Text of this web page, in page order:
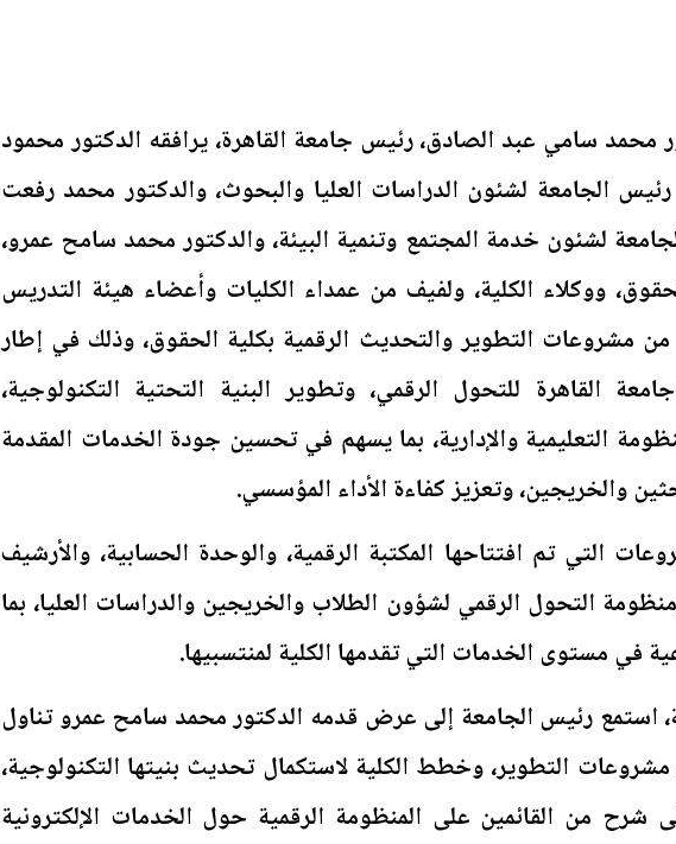
محمد سامي عبد الصادق، رئيس جامعة القاهرة، يرافقه الدكتور محمود
الجامعة لشئون الدراسات العليا والبحوث، والدكتور محمد رفعت
لشئون خدمة المجتمع وتنمية البيئة، والدكتور محمد سامح عمرو،
ووكلاء الكلية، ولفيف من عمداء الكليات وأعضاء هيئة التدريس
من مشروعات التطوير والتحديث الرقمية بكلية الحقوق، وذلك في إطار
القاهرة للتحول الرقمي، وتطوير البنية التحتية التكنولوجية،
التعليمية والإدارية، بما يسهم في تحسين جودة الخدمات المقدمة
والخريجين، وتعزيز كفاءة الأداء المؤسسي.
التي تم افتتاحها المكتبة الرقمية، والوحدة الحسابية، والأرشيف
التحول الرقمي لشؤون الطلاب والخريجين والدراسات العليا، بما
في مستوى الخدمات التي تقدمها الكلية لمنتسبيها.
استمع رئيس الجامعة إلى عرض قدمه الدكتور محمد سامح عمرو تناول
التطوير، وخطط الكلية لاستكمال تحديث بنيتها التكنولوجية،
شرح من القائمين على المنظومة الرقمية حول الخدمات الإلكترونية